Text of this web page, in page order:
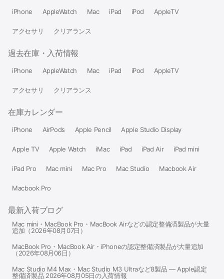
iPhone AppleWatch Mac iPad iPod AppleTV
アクセサリ クリアランス
過去在庫・入荷情報
iPhone AppleWatch Mac iPad iPod AppleTV
アクセサリ クリアランス
在庫カレンダー
iPhone AirPods Apple Pencil Apple Studio Display
Apple TV Apple Watch iMac iPad iPad Air iPad mini
iPad Pro Mac mini Mac Pro Mac Studio Macbook Air
Macbook Pro
最新入荷ブログ
Mac mini・MacBook Pro・MacBook Airなどの認定整備済製品が大量
追加（2026年08月07日）
MacBook Pro・MacBook Air・iPhoneの認定整備済製品が大量追加
（2026年08月06日）
Mac Studio M4 Max・Mac Studio M3 Ultraなど8製品 — Apple認定
整備済製品 2026年08月05日の入荷情報